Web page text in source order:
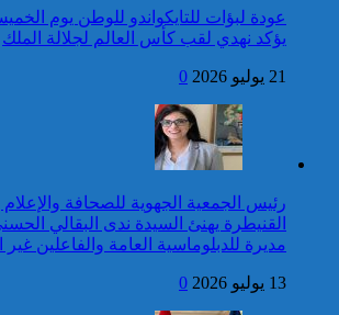
حصيلة حوادث السير
بالمناطق الحضرية خلال
الأسبوع المنصرم
برقية تهنئة إلى جلالة الملك
من رئيس جمهورية النيجر
بمناسبة عيد العرش المجيد
من رئيس مجلس جمهورية
الطوغو بمناسبة عيد العرش
توقيف شخص للاشتباه في تورطه
في ارتكاب جريمة السرقة
المقرونة بالضرب والجرح المفضي
للموت كان ضحيتها مواطن أجنبي
بتارودانت
كاريكاتير
عودة لبؤات للتايكواندو للوطن يوم
يؤكد نهدي لقب كأس العالم لجلالة الملك
21 يوليو 2026 0
رئيس الجمعية الجهوية للصحافة
القنيطرة يهنئ السيدة ندى البقالي
مديرة للدبلوماسية العامة والفاعلين غير
13 يوليو 2026 0